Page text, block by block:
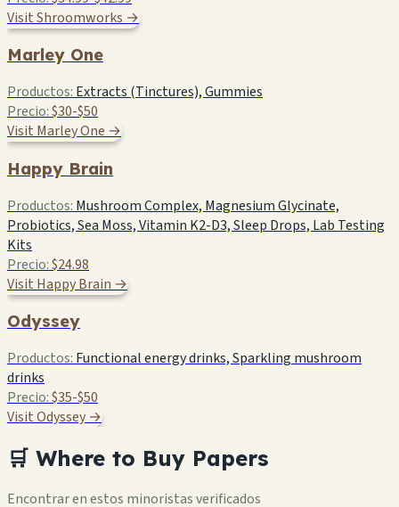
Visit Shroomworks →
Marley One
Productos: Extracts (Tinctures), Gummies
Precio:$30-$50
Visit Marley One →
Happy Brain
Productos: Mushroom Complex, Magnesium Glycinate,
Probiotics, Sea Moss, Vitamin K2-D3, Sleep Drops, Lab Testing
Kits
Precio:$24.98
Visit Happy Brain →
Odyssey
Productos: Functional energy drinks, Sparkling mushroom
drinks
Precio:$35-$50
Visit Odyssey →
🛒 Where to Buy Papers
Encontrar en estos minoristas verificados